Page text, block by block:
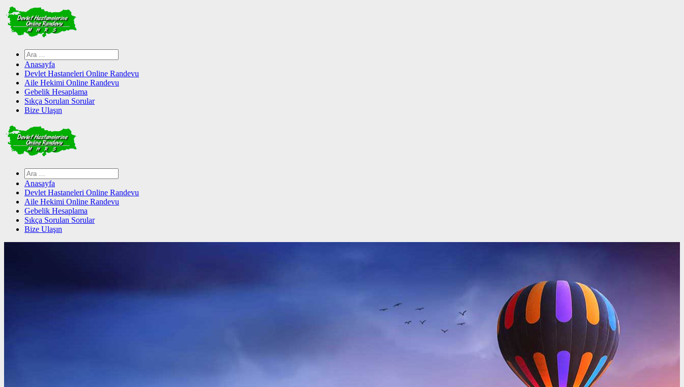
Skip
to
content
Arama:
Anasayfa
Devlet Hastaneleri Online Randevu
Aile Hekimi Online Randevu
Gebelik Hesaplama
Sıkça Sorulan Sorular
Bize Ulaşın
Arama:
Anasayfa
Devlet Hastaneleri Online Randevu
Aile Hekimi Online Randevu
Gebelik Hesaplama
Sıkça Sorulan Sorular
Bize Ulaşın